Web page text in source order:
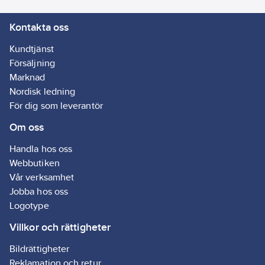
Kontakta oss
Kundtjänst
Försäljning
Marknad
Nordisk ledning
För dig som leverantör
Om oss
Handla hos oss
Webbutiken
Vår verksamhet
Jobba hos oss
Logotype
Villkor och rättigheter
Bildrättigheter